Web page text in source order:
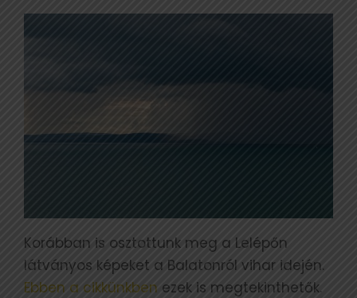
Korábban is osztottunk meg a Lelépőn
látványos képeket a Balatonról vihar idején.
Ebben a cikkünkben ezek is megtekinthetők.